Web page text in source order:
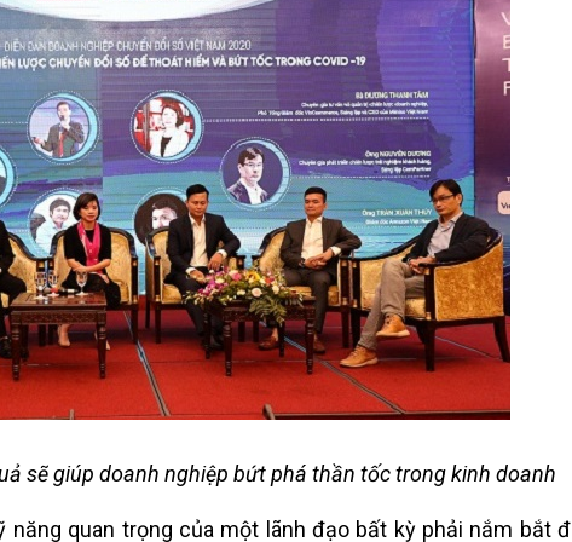
sẽ giúp doanh nghiệp bứt phá thần tốc trong kinh doanh
năng quan trọng của một lãnh đạo bất kỳ phải nắm bắt